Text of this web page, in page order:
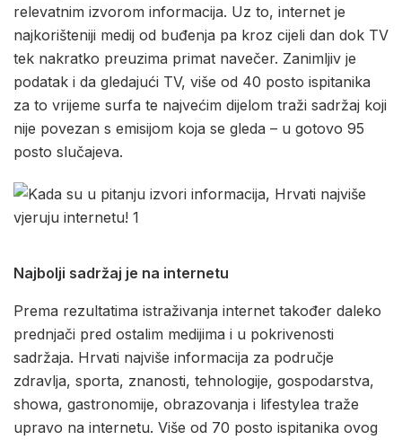
relevatnim izvorom informacija. Uz to, internet je
najkorišteniji medij od buđenja pa kroz cijeli dan dok TV
tek nakratko preuzima primat navečer. Zanimljiv je
podatak i da gledajući TV, više od 40 posto ispitanika
za to vrijeme surfa te najvećim dijelom traži sadržaj koji
nije povezan s emisijom koja se gleda – u gotovo 95
posto slučajeva.
Najbolji sadržaj je na internetu
Prema rezultatima istraživanja internet također daleko
prednjači pred ostalim medijima i u pokrivenosti
sadržaja. Hrvati najviše informacija za područje
zdravlja, sporta, znanosti, tehnologije, gospodarstva,
showa, gastronomije, obrazovanja i lifestylea traže
upravo na internetu. Više od 70 posto ispitanika ovog